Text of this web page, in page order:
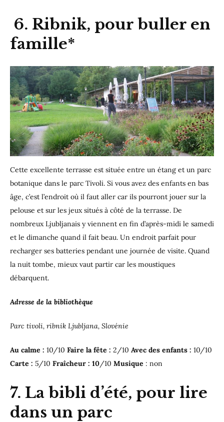
6. Ribnik, pour buller en
famille*
Cette excellente terrasse est située entre un étang et un parc
botanique dans le parc Tivoli. Si vous avez des enfants en bas
âge, c’est l’endroit où il faut aller car ils pourront jouer sur la
pelouse et sur les jeux situés à côté de la terrasse. De
nombreux Ljubljanais y viennent en fin d’après-midi le samedi
et le dimanche quand il fait beau. Un endroit parfait pour
recharger ses batteries pendant une journée de visite. Quand
la nuit tombe, mieux vaut partir car les moustiques
débarquent.
Adresse de la bibliothèque
Parc tivoli, ribnik Ljubljana, Slovénie
Au calme : 10/10 Faire la fête : 2/10 Avec des enfants : 10/10
Carte : 5/10 Fraîcheur : 10/10 Musique : non
7. La bibli d’été, pour lire
dans un parc